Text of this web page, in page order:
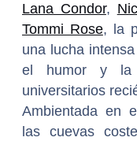
Lana Condor,
Tommi Rose, la
una lucha
el humor y la
universitarios
Ambientada en
las cuevas